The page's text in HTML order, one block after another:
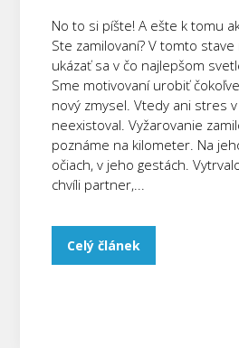
No to si píšte! A ešte k tomu
Ste zamilovaní? V tomto
ukázať sa v čo najlepšom
Sme motivovaní urobiť
nový zmysel. Vtedy ani stres
neexistoval. Vyžarovanie
poznáme na kilometer. Na
očiach, v jeho gestách.
chvíli partner,...
Celý článek